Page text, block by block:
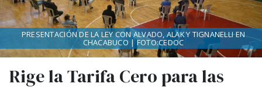
Rige la Tarifa Cero para las
PRESENTACIÓN DE LA LEY CON ALVADO, ALAK Y TIGNANELLI EN
CHACABUCO | FOTO:CEDOC